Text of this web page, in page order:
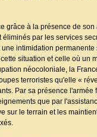
grâce à la présence de
par les services
intimidation
situation et celle où un
néocoloniale, la
terroristes qu'elle «
Par sa présence
que par
sur le terrain et les